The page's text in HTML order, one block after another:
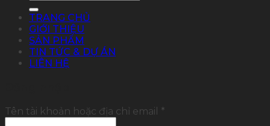
TRANG CHỦ
GIỚI THIỆU
SẢN PHẨM
TIN TỨC & DỰ ÁN
LIÊN HỆ
Tên tài khoản hoặc địa chỉ email *